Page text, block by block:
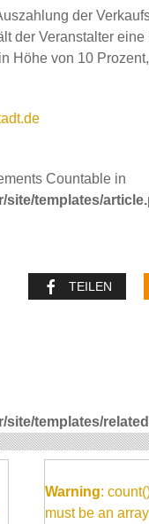
der
der Veranstalter
Höhe von 10
Countable in
site/templates/
TEILEN
site/templates/
Warning:
must be an